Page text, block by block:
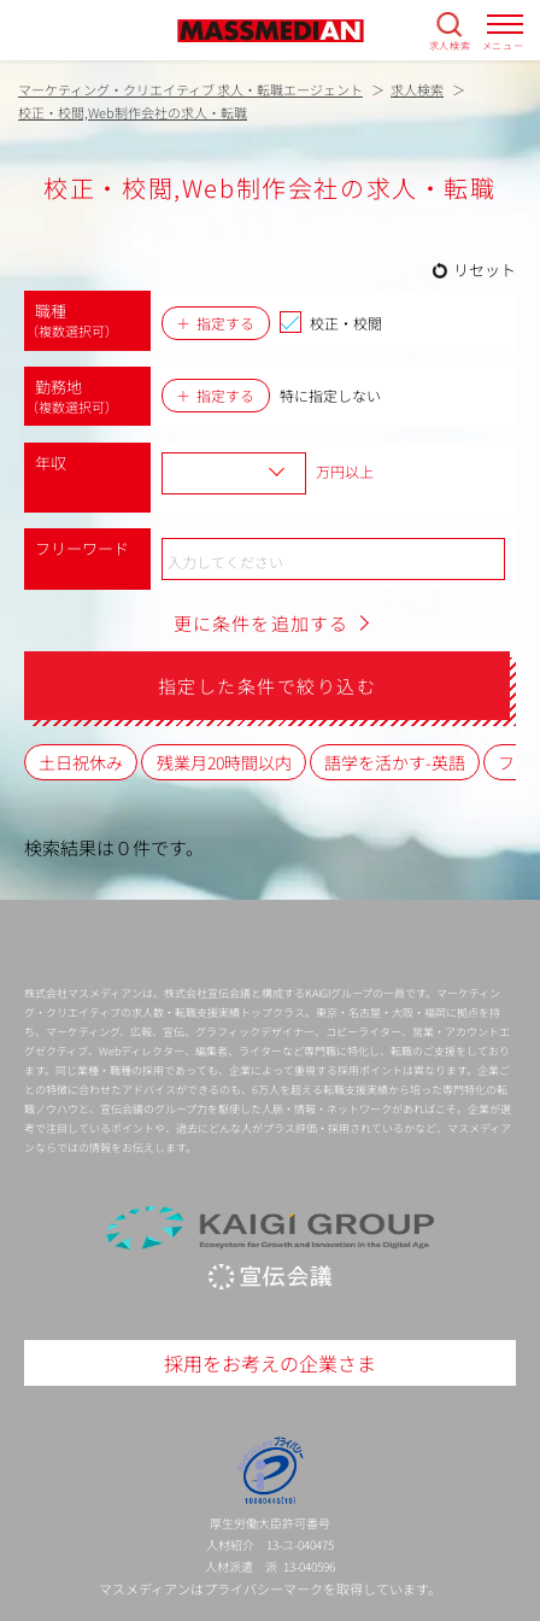
求人検索 メニュー
マーケティング・クリエイティブ 求人・転職エージェント
求人検索
校正・校閲,Web制作会社の求人・転職
校正・校閲,Web制作会社の求人・転職
リセット
職種
（複数選択可） 指定する 校正・校閲
勤務地
（複数選択可）
指定する 特に指定しない
年収 万円以上
フリーワード
更に条件を追加する
指定した条件で絞り込む
土日祝休み 残業月20時間以内 語学を活かす-英語 フレ
検索結果は０件です。
株式会社マスメディアンは、株式会社宣伝会議と構成するKAIGIグループの一員です。マーケティン
グ・クリエイティブの求人数・転職支援実績トップクラス。東京・名古屋・大阪・福岡に拠点を持
ち、マーケティング、広報、宣伝、グラフィックデザイナー、コピーライター、営業・アカウントエ
グゼクティブ、Webディレクター、編集者、ライターなど専門職に特化し、転職のご支援をしており
ます。同じ業種・職種の採用であっても、企業によって重視する採用ポイントは異なります。企業ご
との特徴に合わせたアドバイスができるのも、6万人を超える転職支援実績から培った専門特化の転
職ノウハウと、宣伝会議のグループ力を駆使した人脈・情報・ネットワークがあればこそ。企業が選
考で注目しているポイントや、過去にどんな人がプラス評価・採用されているかなど、マスメディア
ンならではの情報をお伝えします。
採用をお考えの企業さま
厚生労働大臣許可番号
人材紹介 13-ユ-040475
人材派遣 派 13-040596
マスメディアンはプライバシーマークを取得しています。